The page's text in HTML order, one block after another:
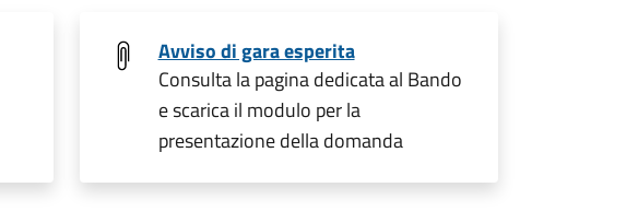
Avviso di gara esperita
Consulta la pagina dedicata al Bando
e scarica il modulo per la
presentazione della domanda